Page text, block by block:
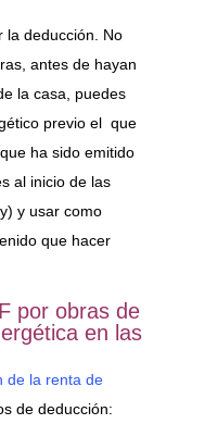
la deducción. No
antes de hayan
la casa, puedes
previo el que
ha sido emitido
al inicio de las
y usar como
que hacer
por obras de
en las
de la renta de
de deducción: